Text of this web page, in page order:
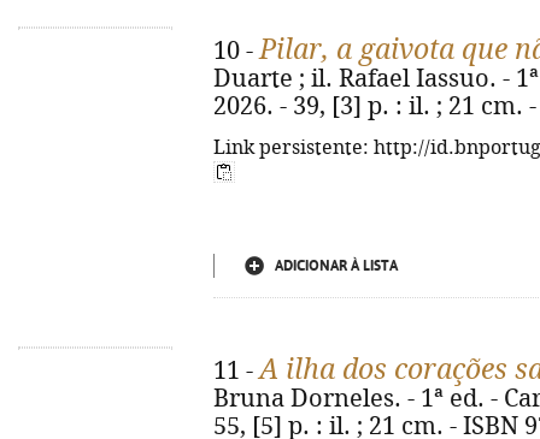
10 -Pilar, a gaivota que
Duarte ; il. Rafael Iassuo. -
2026. - 39, [3] p. : il. ; 21 cm.
Link persistente: http://
ADICIONAR À LISTA
11 -A ilha dos corações
Bruna Dorneles. - 1ª ed. -
55, [5] p. : il. ; 21 cm. - ISBN